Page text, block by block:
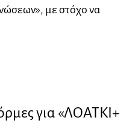
με στόχο να
για «ΛΟΑΤΚΙ+